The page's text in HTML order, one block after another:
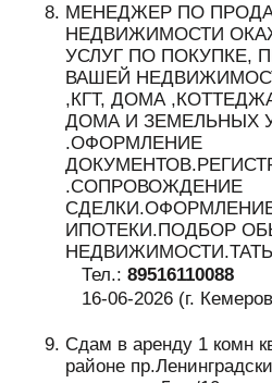
МЕНЕДЖЕР ПО
НЕДВИЖИМОСТИ
УСЛУГ ПО ПОКУПКЕ,
ВАШЕЙ
,КГТ, ДОМА
ДОМА И ЗЕМЕЛЬНЫХ
.ОФОРМЛЕНИЕ
.СОПРОВОЖДЕНИЕ
ИПОТЕКИ.ПОДБОР
Тел.:89516110088
16-06-2026 (г.
Сдам в аренду 1 комн
районе